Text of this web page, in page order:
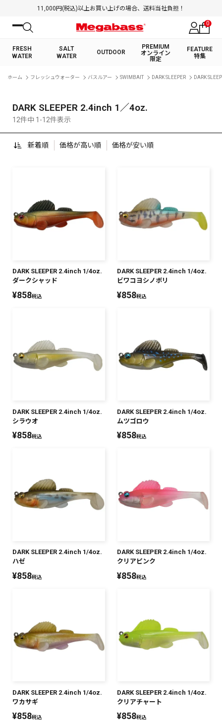
11,000円(税込)以上お買い上げの場合、送料当社負担！
0
FRESH
WATER
SALT
WATER
OUTDOOR
PREMIUM
オンライン
限定
FEATURE
特集
絞り込み検索
FRESH WATER
SALT WATER
在庫あり
新作
リセット この内容で検索する
ホーム フレッシュウォーター バスルアー SWIMBAIT DARK SLEEPER DARK
DARK SLEEPER 2.4inch 1／4oz.
12件中 1-12件表示
新着順 価格が高い順 価格が安い順
DARK SLEEPER 2.4inch 1/4oz.
ダークシャッド
¥858税込
DARK SLEEPER 2.4inch 1/4oz.
ビワコヨシノボリ
¥858税込
DARK SLEEPER 2.4inch 1/4oz.
シラウオ
¥858税込
DARK SLEEPER 2.4inch 1/4oz.
ムツゴロウ
¥858税込
DARK SLEEPER 2.4inch 1/4oz.
ハゼ
¥858税込
DARK SLEEPER 2.4inch 1/4oz.
クリアピンク
¥858税込
DARK SLEEPER 2.4inch 1/4oz.
ワカサギ
¥858税込
DARK SLEEPER 2.4inch 1/4oz.
クリアチャート
¥858税込